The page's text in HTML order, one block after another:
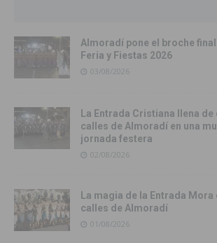
Almoradí pone el broche
Feria y Fiestas 2026
03/08/2026
La Entrada Cristiana llena
calles de Almoradí en una
jornada festera
02/08/2026
La magia de la Entrada
calles de Almoradí
01/08/2026